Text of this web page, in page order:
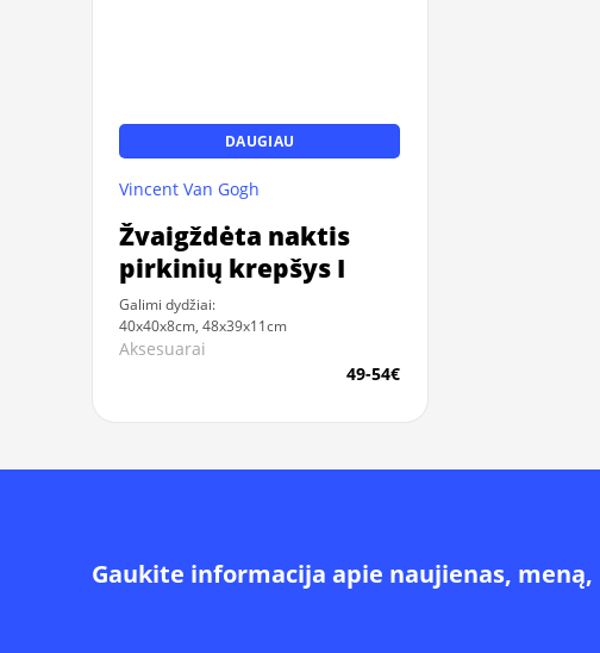
DAUGIAU
Vincent Van Gogh
Žvaigždėta naktis
pirkinių krepšys I
Galimi dydžiai:
40x40x8cm, 48x39x11cm
Aksesuarai
49-54€
Gaukite informacija apie naujienas,